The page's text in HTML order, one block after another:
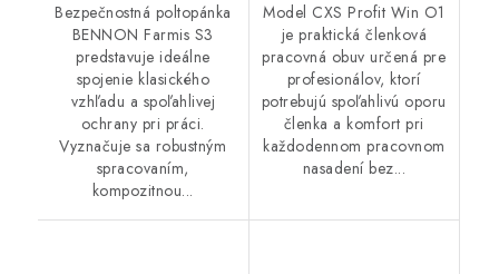
Bezpečnostná poltopánka
BENNON Farmis S3
predstavuje ideálne
spojenie klasického
vzhľadu a spoľahlivej
ochrany pri práci.
Vyznačuje sa robustným
spracovaním,
kompozitnou...
Model CXS Profit Win O1
je praktická členková
pracovná obuv určená pre
profesionálov, ktorí
potrebujú spoľahlivú oporu
členka a komfort pri
každodennom pracovnom
nasadení bez...